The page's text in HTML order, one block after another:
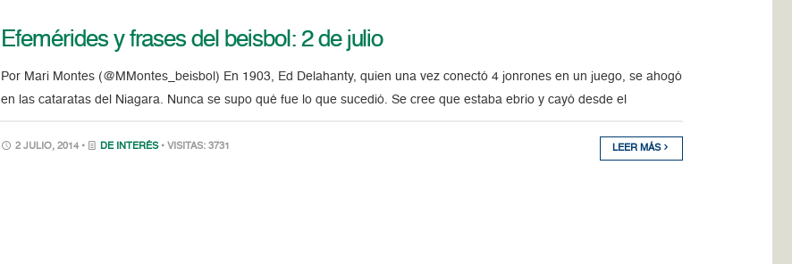
Efemérides y frases del beisbol: 2 de julio
Por Mari Montes (@MMontes_beisbol) En 1903, Ed Delahanty, quien una vez conectó 4 jonrones en un juego, se ahogó
en las cataratas del Niagara. Nunca se supo qué fue lo que sucedió. Se cree que estaba ebrio y cayó desde el
2 JULIO, 2014 • DE INTERÉS • VISITAS: 3731 LEER MÁS